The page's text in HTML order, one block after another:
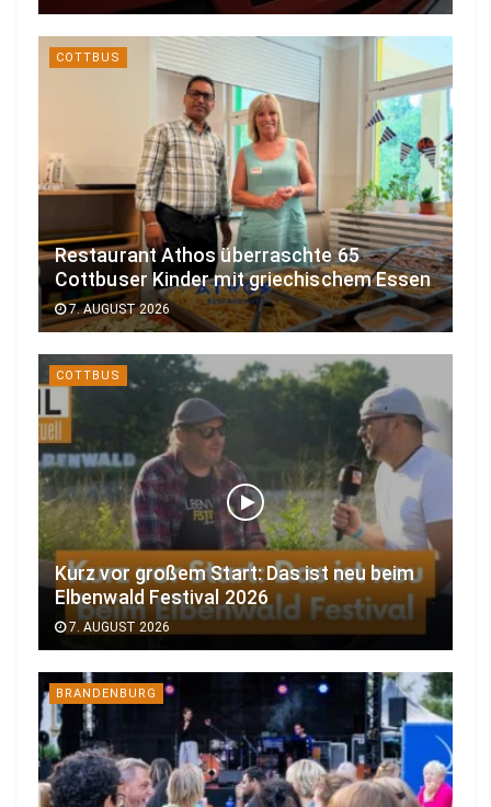
COTTBUS
Restaurant Athos überraschte 65
Cottbuser Kinder mit griechischem Essen
7. AUGUST 2026
COTTBUS
Kurz vor großem Start: Das ist neu beim
Elbenwald Festival 2026
7. AUGUST 2026
BRANDENBURG